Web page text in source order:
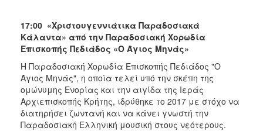
17:00 «Χριστουγεννιάτικα Παραδοσιακά
Κάλαντα» από την Παραδοσιακή Χορωδία
Επισκοπής Πεδιάδος «Ο Άγιος Μηνάς»
Η Παραδοσιακή Χορωδία Επισκοπής Πεδιάδος "Ο
Άγιος Μηνάς", η οποία τελεί υπό την σκέπη της
ομώνυμης Ενορίας και την αιγίδα της Ιεράς
Αρχιεπισκοπής Κρήτης, ιδρύθηκε το 2017 με στόχο να
διατηρήσει ζωντανή και να κάνει γνωστή την
Παραδοσιακή Ελληνική μουσική στους νεότερους.